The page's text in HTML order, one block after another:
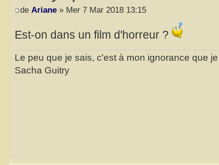
de Ariane » Mer 7 Mar 2018 13:15
Est-on dans un film d'horreur ?
Le peu que je sais, c'est à mon ignorance que
Sacha Guitry